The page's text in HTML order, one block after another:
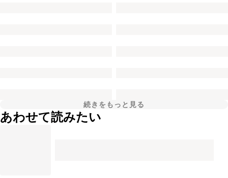
続きをもっと見る
あわせて読みたい